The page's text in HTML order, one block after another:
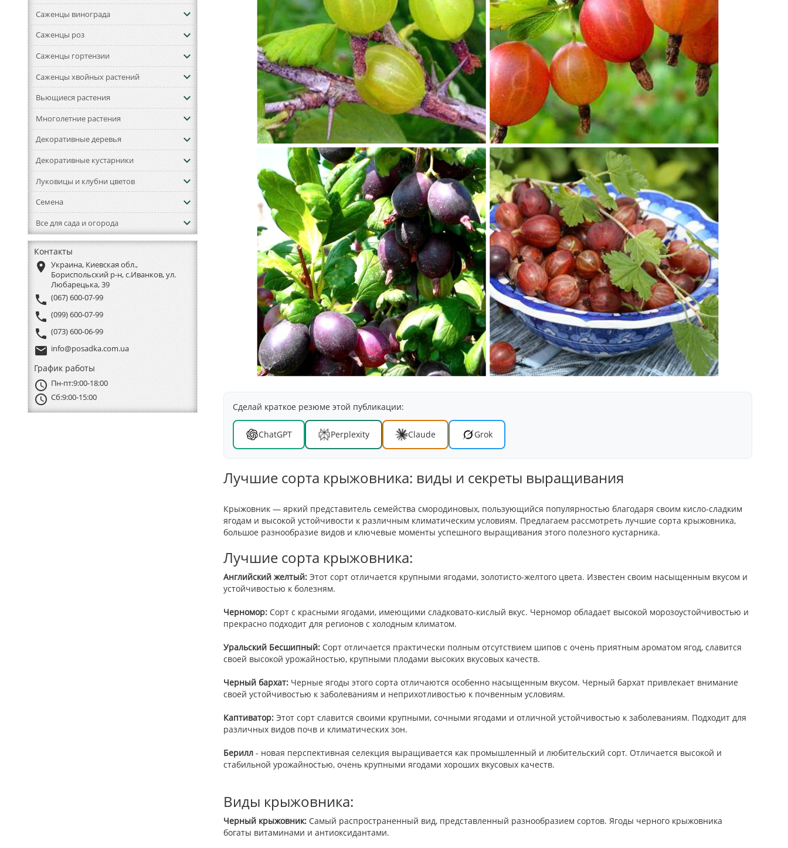
Саженцы винограда keyboard_arrow_down
Саженцы роз keyboard_arrow_down
Саженцы гортензии keyboard_arrow_down
Саженцы хвойных растений keyboard_arrow_down
Вьющиеся растения keyboard_arrow_down
Многолетние растения keyboard_arrow_down
Декоративные деревья keyboard_arrow_down
Декоративные кустарники keyboard_arrow_down
Луковицы и клубни цветов keyboard_arrow_down
Семена keyboard_arrow_down
Все для сада и огорода keyboard_arrow_down
Контакты
place Украина, Киевская обл.,
Бориспольский р-н, с.Иванков, ул.
Любарецька, 39
phone (067) 600-07-99
phone (099) 600-07-99
phone (073) 600-06-99
email info@posadka.com.ua
График работы
schedule Пн-пт:9:00-18:00
schedule Сб:9:00-15:00
Сделай краткое резюме этой публикации:
ChatGPT Perplexity Claude Grok
Лучшие сорта крыжовника: виды и секреты выращивания
Крыжовник — яркий представитель семейства смородиновых, пользующийся популярностью благодаря своим кисло-сладким
ягодам и высокой устойчивости к различным климатическим условиям. Предлагаем рассмотреть лучшие сорта крыжовника,
большое разнообразие видов и ключевые моменты успешного выращивания этого полезного кустарника.
Лучшие сорта крыжовника:
Английский желтый: Этот сорт отличается крупными ягодами, золотисто-желтого цвета. Известен своим насыщенным вкусом и
устойчивостью к болезням.
Черномор: Сорт с красными ягодами, имеющими сладковато-кислый вкус. Черномор обладает высокой морозоустойчивостью и
прекрасно подходит для регионов с холодным климатом.
Уральский Бесшипный: Сорт отличается практически полным отсутствием шипов с очень приятным ароматом ягод, славится
своей высокой урожайностью, крупными плодами высоких вкусовых качеств.
Черный бархат: Черные ягоды этого сорта отличаются особенно насыщенным вкусом. Черный бархат привлекает внимание
своей устойчивостью к заболеваниям и неприхотливостью к почвенным условиям.
Каптиватор: Этот сорт славится своими крупными, сочными ягодами и отличной устойчивостью к заболеваниям. Подходит для
различных видов почв и климатических зон.
Берилл - новая перспективная селекция выращивается как промышленный и любительский сорт. Отличается высокой и
стабильной урожайностью, очень крупными ягодами хороших вкусовых качеств.
Виды крыжовника:
Черный крыжовник: Самый распространенный вид, представленный разнообразием сортов. Ягоды черного крыжовника
богаты витаминами и антиоксидантами.